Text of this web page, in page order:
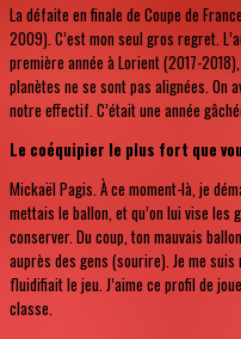
La défaite en finale de Coupe de
2009). C’est mon seul gros regret.
première année à Lorient (2017-
planètes ne se sont pas alignées. On
notre effectif. C’était une année
Le coéquipier le plus fort que
Mickaël Pagis. À ce moment-là, je
mettais le ballon, et qu’on lui vise
conserver. Du coup, ton mauvais
auprès des gens (sourire). Je me
fluidifiait le jeu. J’aime ce profil de
classe.